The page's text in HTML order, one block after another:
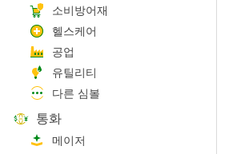
소비방어재
헬스케어
공업
유틸리티
다른 심볼
통화
메이저